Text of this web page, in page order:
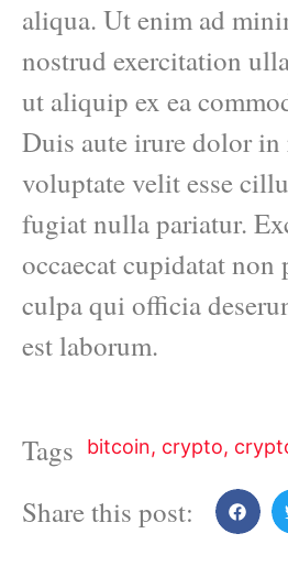
aliqua. Ut enim ad
nostrud exercitation
ut aliquip ex ea
Duis aute irure dolor in
voluptate velit esse
fugiat nulla pariatur.
occaecat cupidatat
culpa qui officia
est laborum.
Tags bitcoin, crypto,
Share this post: